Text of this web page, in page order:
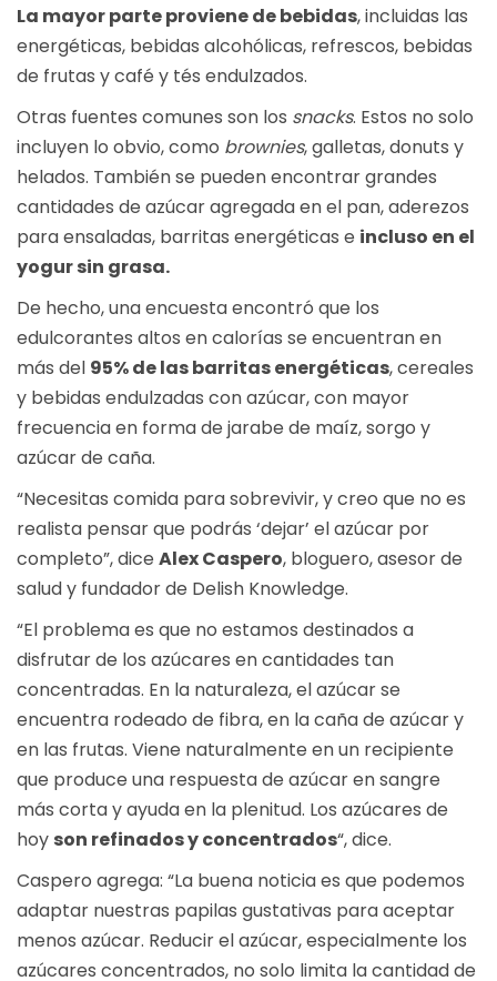
La mayor parte proviene de bebidas, incluidas las
energéticas, bebidas alcohólicas, refrescos, bebidas
de frutas y café y tés endulzados.
Otras fuentes comunes son los snacks. Estos no solo
incluyen lo obvio, como brownies, galletas, donuts y
helados. También se pueden encontrar grandes
cantidades de azúcar agregada en el pan, aderezos
para ensaladas, barritas energéticas e incluso en el
yogur sin grasa.
De hecho, una encuesta encontró que los
edulcorantes altos en calorías se encuentran en
más del 95% de las barritas energéticas, cereales
y bebidas endulzadas con azúcar, con mayor
frecuencia en forma de jarabe de maíz, sorgo y
azúcar de caña.
“Necesitas comida para sobrevivir, y creo que no es
realista pensar que podrás ‘dejar’ el azúcar por
completo”, dice Alex Caspero, bloguero, asesor de
salud y fundador de Delish Knowledge.
“El problema es que no estamos destinados a
disfrutar de los azúcares en cantidades tan
concentradas. En la naturaleza, el azúcar se
encuentra rodeado de fibra, en la caña de azúcar y
en las frutas. Viene naturalmente en un recipiente
que produce una respuesta de azúcar en sangre
más corta y ayuda en la plenitud. Los azúcares de
hoy son refinados y concentrados“, dice.
Caspero agrega: “La buena noticia es que podemos
adaptar nuestras papilas gustativas para aceptar
menos azúcar. Reducir el azúcar, especialmente los
azúcares concentrados, no solo limita la cantidad de